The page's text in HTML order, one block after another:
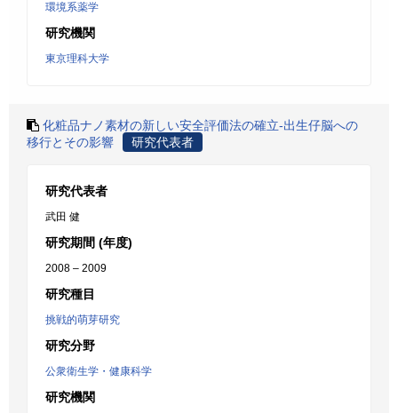
環境系薬学
研究機関
東京理科大学
化粧品ナノ素材の新しい安全評価法の確立-出生仔脳への
移行とその影響
研究代表者
研究代表者
武田 健
研究期間 (年度)
2008 – 2009
研究種目
挑戦的萌芽研究
研究分野
公衆衛生学・健康科学
研究機関